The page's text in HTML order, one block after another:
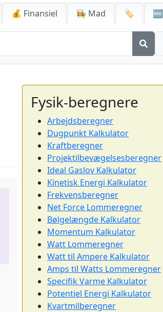
💰 Finansiel 👩‍🍳 Mad 🏷️ 🆕
Fysik-beregnere
Arbejdsberegner
Dugpunkt Kalkulator
Kraftberegner
Projektilbevægelsesberegner
Ideal Gaslov Kalkulator
Kinetisk Energi Kalkulator
Frekvensberegner
Net Force Lommeregner
Bølgelængde Kalkulator
Momentum Kalkulator
Watt Lommeregner
Watt til Ampere Kalkulator
Amps til Watts Lommeregner
Specifik Varme Kalkulator
Potentiel Energi Kalkulator
Kvartmilberegner